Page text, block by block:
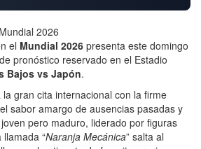
el Mundial 2026 presenta este domingo
pronóstico reservado en el Estadio
Bajos vs Japón.
gran cita internacional con la firme
sabor amargo de ausencias pasadas y
pero maduro, liderado por figuras
“Naranja Mecánica” salta al